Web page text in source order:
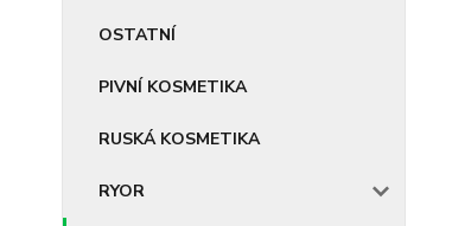
OSTATNÍ
PIVNÍ KOSMETIKA
RUSKÁ KOSMETIKA
RYOR